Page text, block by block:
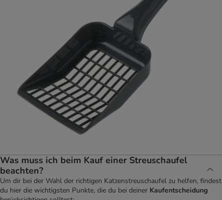
Was muss ich beim Kauf einer Streuschaufel
beachten?
Um dir bei der Wahl der richtigen Katzenstreuschaufel zu helfen, findest
du hier die wichtigsten Punkte, die du bei deiner Kaufentscheidung